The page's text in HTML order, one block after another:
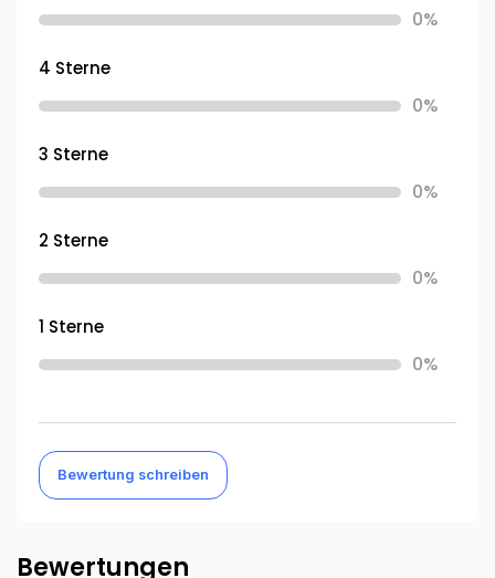
0%
4 Sterne
0%
3 Sterne
0%
2 Sterne
0%
1 Sterne
0%
Bewertung schreiben
Bewertungen